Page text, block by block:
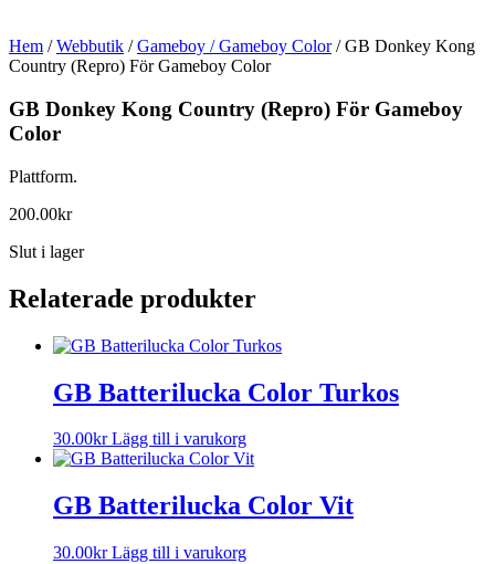
Hem /Webbutik /Gameboy / Gameboy Color/ GB Donkey Kong
Country (Repro) För Gameboy Color
GB Donkey Kong Country (Repro) För Gameboy
Color
Plattform.
200.00kr
Slut i lager
Relaterade produkter
GB Batterilucka Color Turkos
30.00kr Lägg till i varukorg
GB Batterilucka Color Vit
30.00kr Lägg till i varukorg